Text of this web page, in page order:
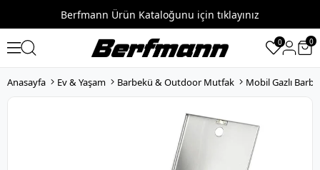
Berfmann Ürün Kataloğunu için tıklayınız
0 0
Anasayfa Ev & Yaşam Barbekü & Outdoor Mutfak Mobil Gazlı